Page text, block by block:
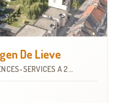
De Lieve
SERVICES À 2.1 KM